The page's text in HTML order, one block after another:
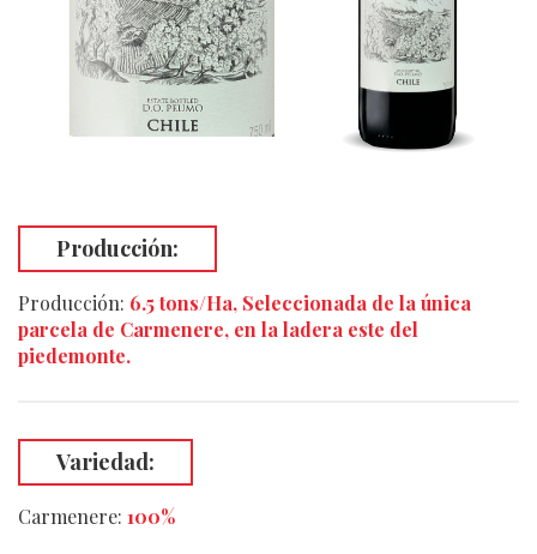
Producción:
Producción: 6.5 tons/Ha, Seleccionada de la única
parcela de Carmenere, en la ladera este del
piedemonte.
Variedad:
Carmenere: 100%